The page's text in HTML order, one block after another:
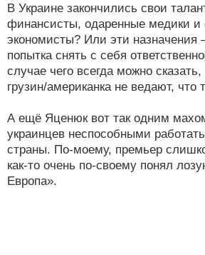
В Украине закончились свои
финансисты, одаренные медики и
экономисты? Или эти назначения
попытка снять с себя
случае чего всегда можно
грузин/американка не ведают, что
А ещё Яценюк вот так одним
украинцев неспособными
страны. По-моему, премьер
как-то очень по-своему понял
Европа».